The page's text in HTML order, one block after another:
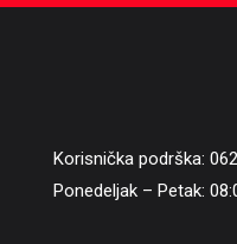
Korisnička podrška:
Ponedeljak – Petak: